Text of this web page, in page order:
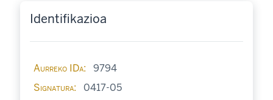
Identifikazioa
Aurreko IDa
9794
Signatura
0417-05